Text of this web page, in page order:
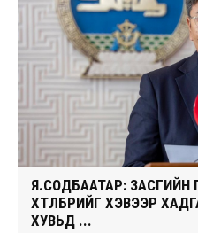
Я.СОДБААТАР: ЗАСГИЙН
ХӨТӨЛБӨРИЙГ ХЭВЭЭР
ХУВЬД Ө...